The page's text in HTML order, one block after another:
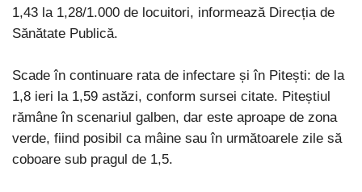
1,43 la 1,28/1.000 de locuitori, informează Direcția de
Sănătate Publică.
Scade în continuare rata de infectare și în Pitești: de la
1,8 ieri la 1,59 astăzi, conform sursei citate. Piteștiul
rămâne în scenariul galben, dar este aproape de zona
verde, fiind posibil ca mâine sau în următoarele zile să
coboare sub pragul de 1,5.